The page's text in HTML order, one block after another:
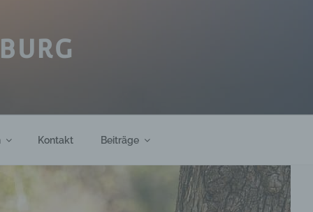
Kontakt Beiträge